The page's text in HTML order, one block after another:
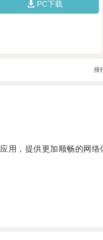
PC下载
排
，提供更加顺畅的网络